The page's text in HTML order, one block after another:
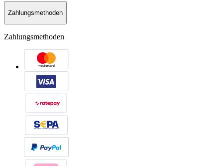
Zahlungsmethoden
Zahlungsmethoden